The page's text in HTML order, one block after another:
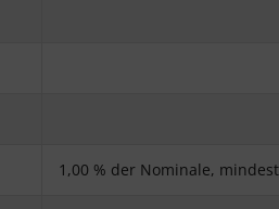
1,00 % der Nominale,